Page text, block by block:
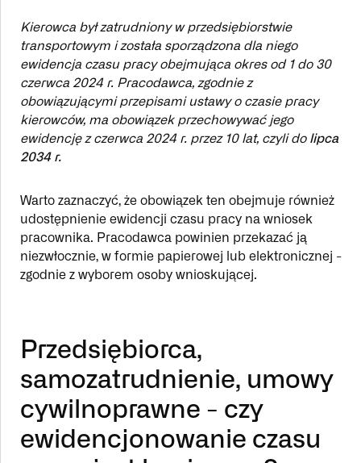
Kierowca był zatrudniony w przedsiębiorstwie
transportowym i została sporządzona dla niego
ewidencja czasu pracy obejmująca okres od 1 do 30
czerwca 2024 r. Pracodawca, zgodnie z
obowiązującymi przepisami ustawy o czasie pracy
kierowców, ma obowiązek przechowywać jego
ewidencję z czerwca 2024 r. przez 10 lat, czyli do lipca
2034 r.
Warto zaznaczyć, że obowiązek ten obejmuje również
udostępnienie ewidencji czasu pracy na wniosek
pracownika. Pracodawca powinien przekazać ją
niezwłocznie, w formie papierowej lub elektronicznej -
zgodnie z wyborem osoby wnioskującej.
Przedsiębiorca,
samozatrudnienie, umowy
cywilnoprawne - czy
ewidencjonowanie czasu